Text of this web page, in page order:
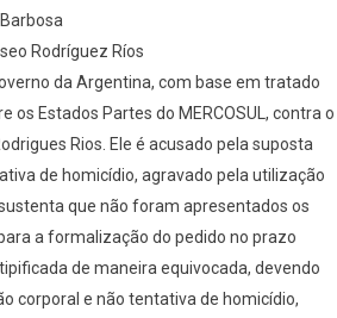
Rodríguez Ríos
da Argentina, com base em tratado
os Estados Partes do MERCOSUL, contra o
Rios. Ele é acusado pela suposta
de homicídio, agravado pela utilização
que não foram apresentados os
a formalização do pedido no prazo
de maneira equivocada, devendo
corporal e não tentativa de homicídio,